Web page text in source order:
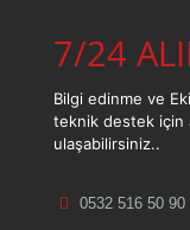
7/24
Bilgi edinme ve
teknik destek için
ulaşabilirsiniz..
0532 516 50 90